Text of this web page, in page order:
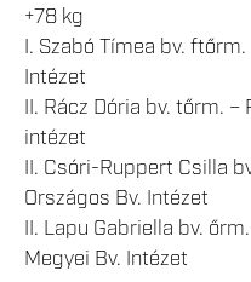
+78 kg
I. Szabó Tímea bv.
Intézet
II. Rácz Dória bv. tőrm.
intézet
II. Csóri-Ruppert Csilla
Országos Bv. Intézet
II. Lapu Gabriella bv.
Megyei Bv. Intézet